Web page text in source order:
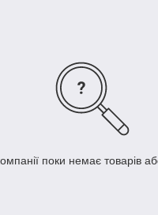
поки немає товарів